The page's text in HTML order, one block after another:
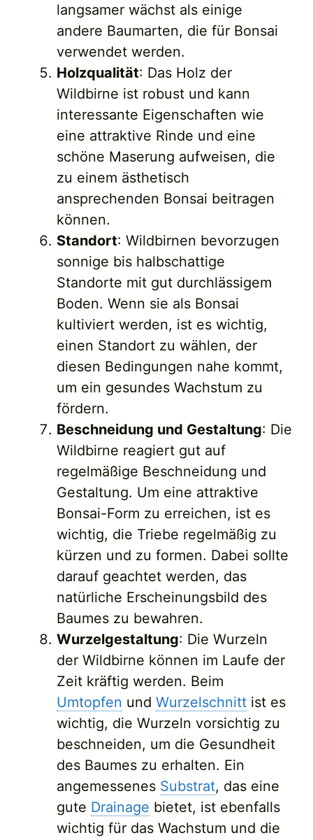
langsamer wächst als einige
andere Baumarten, die für Bonsai
verwendet werden.
Holzqualität: Das Holz der
Wildbirne ist robust und kann
interessante Eigenschaften wie
eine attraktive Rinde und eine
schöne Maserung aufweisen, die
zu einem ästhetisch
ansprechenden Bonsai beitragen
können.
Standort: Wildbirnen bevorzugen
sonnige bis halbschattige
Standorte mit gut durchlässigem
Boden. Wenn sie als Bonsai
kultiviert werden, ist es wichtig,
einen Standort zu wählen, der
diesen Bedingungen nahe kommt,
um ein gesundes Wachstum zu
fördern.
Beschneidung und Gestaltung: Die
Wildbirne reagiert gut auf
regelmäßige Beschneidung und
Gestaltung. Um eine attraktive
Bonsai-Form zu erreichen, ist es
wichtig, die Triebe regelmäßig zu
kürzen und zu formen. Dabei sollte
darauf geachtet werden, das
natürliche Erscheinungsbild des
Baumes zu bewahren.
Wurzelgestaltung: Die Wurzeln
der Wildbirne können im Laufe der
Zeit kräftig werden. Beim
Umtopfen und Wurzelschnitt ist es
wichtig, die Wurzeln vorsichtig zu
beschneiden, um die Gesundheit
des Baumes zu erhalten. Ein
angemessenes Substrat, das eine
gute Drainage bietet, ist ebenfalls
wichtig für das Wachstum und die